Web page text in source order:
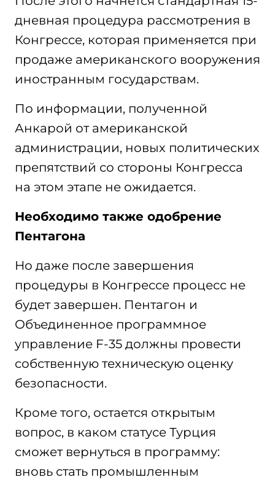
дневная процедура рассмотрения в
Конгрессе, которая применяется при
продаже американского вооружения
иностранным государствам.
По информации, полученной
Анкарой от американской
администрации, новых политических
препятствий со стороны Конгресса
на этом этапе не ожидается.
Необходимо также одобрение
Пентагона
Но даже после завершения
процедуры в Конгрессе процесс не
будет завершен. Пентагон и
Объединенное программное
управление F-35 должны провести
собственную техническую оценку
безопасности.
Кроме того, остается открытым
вопрос, в каком статусе Турция
сможет вернуться в программу:
вновь стать промышленным